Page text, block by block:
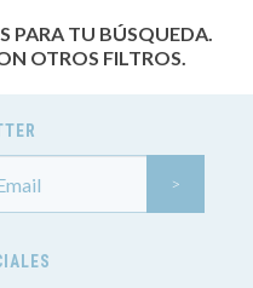
PARA TU BÚSQUEDA.
OTROS FILTROS.